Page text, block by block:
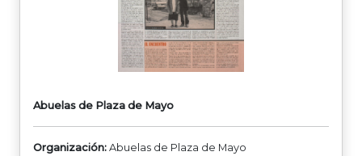
Abuelas de Plaza de Mayo
Organización: Abuelas de Plaza de Mayo